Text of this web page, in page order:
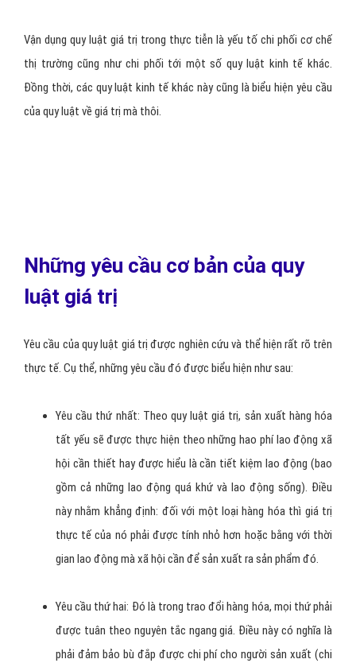
Vận dụng quy luật giá trị trong thực tiễn là yếu tố chi phối cơ chế
thị trường cũng như chi phối tới một số quy luật kinh tế khác.
Đồng thời, các quy luật kinh tế khác này cũng là biểu hiện yêu cầu
của quy luật về giá trị mà thôi.
luật giá trị
Yêu cầu của quy luật giá trị được nghiên cứu và thể hiện rất rõ trên
thực tế. Cụ thể, những yêu cầu đó được biểu hiện như sau:
Yêu cầu thứ nhất: Theo quy luật giá trị, sản xuất hàng hóa
hội cần thiết hay được hiểu là cần tiết kiệm lao động (bao
gồm cả những lao động quá khứ và lao động sống). Điều
này nhằm khẳng định: đối với một loại hàng hóa thì giá trị